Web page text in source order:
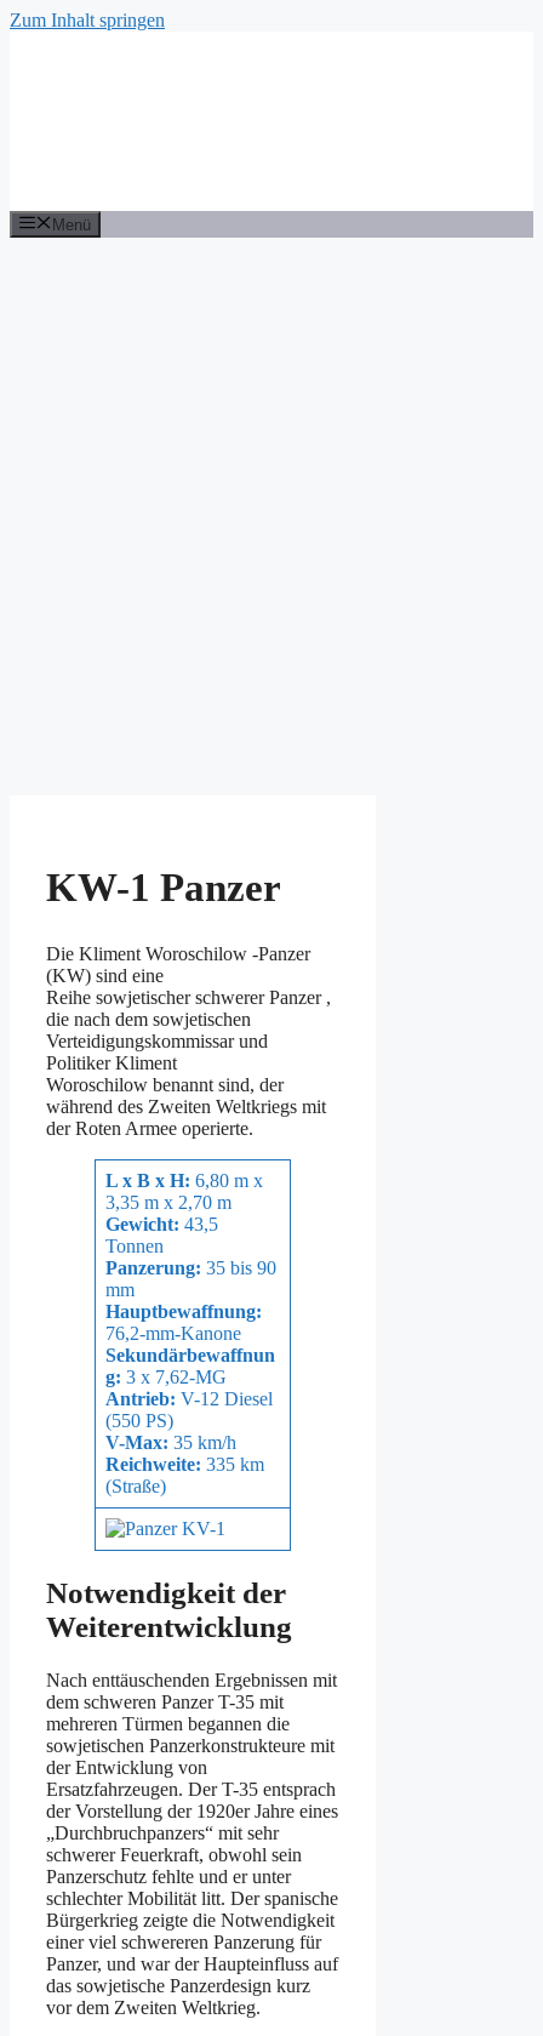
Zum Inhalt springen
Menü
KW-1 Panzer
Die Kliment Woroschilow -Panzer
(KW) sind eine
Reihe sowjetischer schwerer Panzer ,
die nach dem sowjetischen
Verteidigungskommissar und
Politiker Kliment
Woroschilow benannt sind, der
während des Zweiten Weltkriegs mit
der Roten Armee operierte.
L x B x H: 6,80 m x
3,35 m x 2,70 m
Gewicht: 43,5
Tonnen
Panzerung: 35 bis 90
mm
Hauptbewaffnung:
76,2-mm-Kanone
Sekundärbewaffnun
g: 3 x 7,62-MG
Antrieb: V-12 Diesel
(550 PS)
V-Max: 35 km/h
Reichweite: 335 km
(Straße)
Notwendigkeit der
Weiterentwicklung
Nach enttäuschenden Ergebnissen mit
dem schweren Panzer T-35 mit
mehreren Türmen begannen die
sowjetischen Panzerkonstrukteure mit
der Entwicklung von
Ersatzfahrzeugen. Der T-35 entsprach
der Vorstellung der 1920er Jahre eines
„Durchbruchpanzers“ mit sehr
schwerer Feuerkraft, obwohl sein
Panzerschutz fehlte und er unter
schlechter Mobilität litt. Der spanische
Bürgerkrieg zeigte die Notwendigkeit
einer viel schwereren Panzerung für
Panzer, und war der Haupteinfluss auf
das sowjetische Panzerdesign kurz
vor dem Zweiten Weltkrieg.